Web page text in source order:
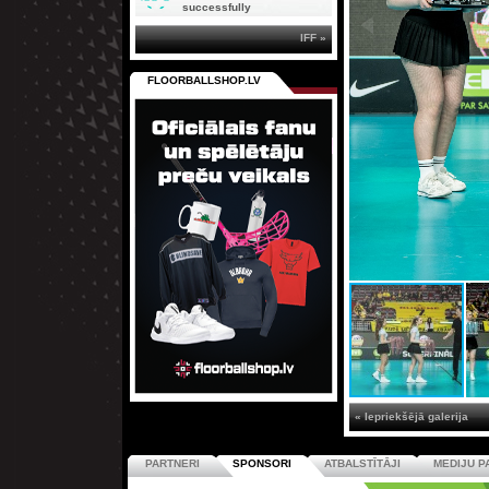
« Iepriekšējā galerija
successfully
IFF »
FLOORBALLSHOP.LV
PARTNERI SPONSORI ATBALSTĪTĀJI MEDIJU